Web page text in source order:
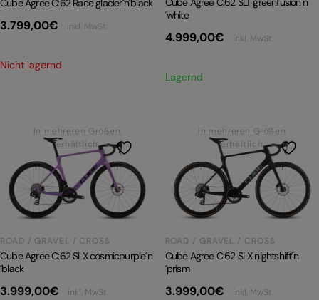
Cube Agree C:62 Race glacier´n´black
3.799,00€ inkl. MwSt.
Nicht lagernd
´white
4.999,00€ inkl. MwSt.
Lagernd
In mehreren Größen
erhältlich
ROAD / GRAVEL / CROSS
Cube Agree C:62 SLX cosmicpurple´n
´black
3.999,00€ inkl. MwSt.
In mehreren Größen
erhältlich
ROAD / GRAVEL / CROSS
Cube Agree C:62 SLX nightshift´n
´prism
3.999,00€ inkl. MwSt.